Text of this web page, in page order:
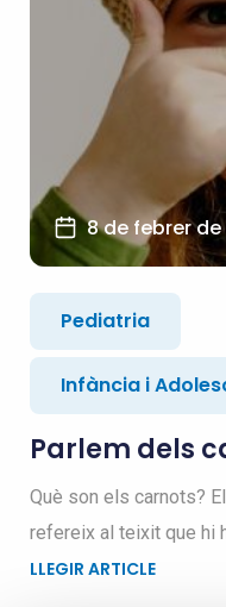
8 de febrer de
Pediatria
Infància i
Parlem dels
Què son els carnots?
refereix al teixit que hi
LLEGIR ARTICLE